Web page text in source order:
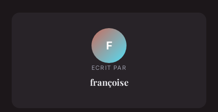
F
ECRIT PAR
françoise